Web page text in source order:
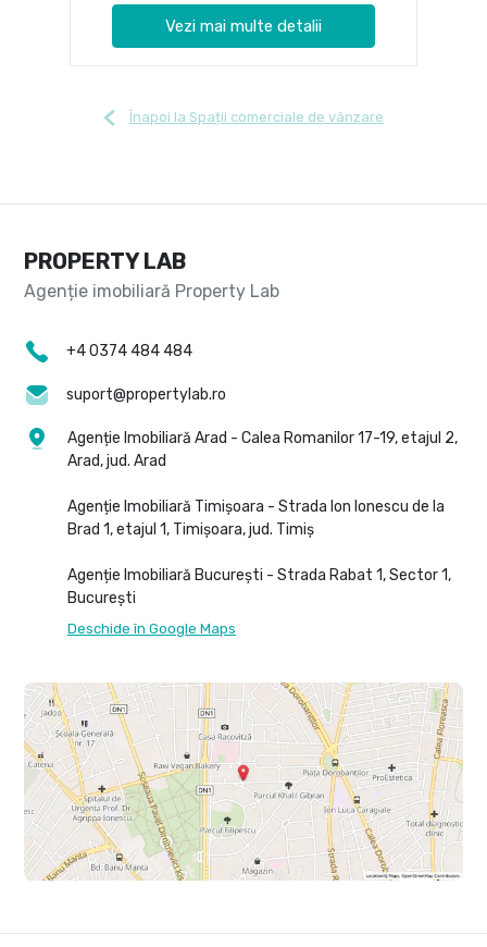
Vezi mai multe detalii
Înapoi la Spații comerciale de vânzare
PROPERTY LAB
+4 0374 484 484
suport@propertylab.ro
Agenție Imobiliară Arad - Calea Romanilor 17-19, etajul 2,
Arad, jud. Arad
Agenție Imobiliară Timișoara - Strada Ion Ionescu de la
Brad 1, etajul 1, Timișoara, jud. Timiș
Agenție Imobiliară București - Strada Rabat 1, Sector 1,
București
Deschide în Google Maps